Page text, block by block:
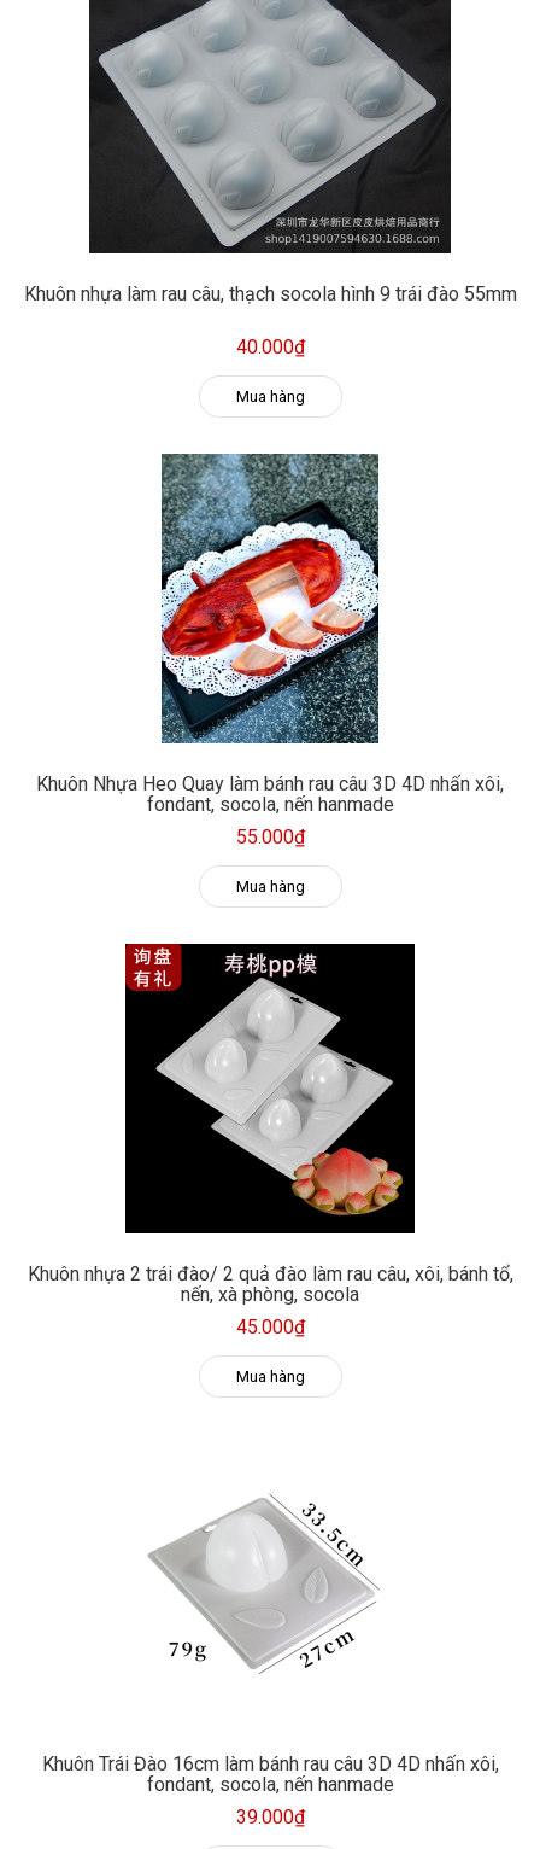
Khuôn nhựa làm rau câu, thạch socola hình 9 trái đào 55mm
40.000₫
Mua hàng
Khuôn Nhựa Heo Quay làm bánh rau câu 3D 4D nhấn xôi,
fondant, socola, nến hanmade
55.000₫
Mua hàng
Khuôn nhựa 2 trái đào/ 2 quả đào làm rau câu, xôi, bánh tổ,
nến, xà phòng, socola
45.000₫
Mua hàng
Khuôn Trái Đào 16cm làm bánh rau câu 3D 4D nhấn xôi,
fondant, socola, nến hanmade
39.000₫